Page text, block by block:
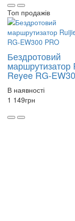
Топ продажів
Бездротовий
маршрутизатор
Reyee RG-
В наявності
1 149грн